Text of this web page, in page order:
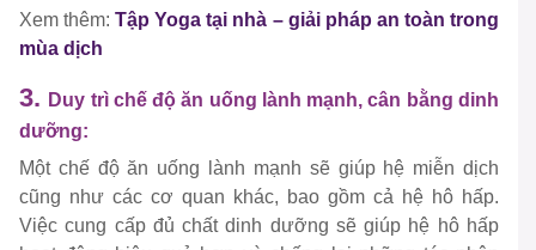
Xem thêm:Tập Yoga tại nhà – giải pháp an toàn trong
mùa dịch
3. Duy trì chế độ ăn uống lành mạnh, cân bằng dinh
dưỡng:
Một chế độ ăn uống lành mạnh sẽ giúp hệ miễn dịch
cũng như các cơ quan khác, bao gồm cả hệ hô hấp.
Việc cung cấp đủ chất dinh dưỡng sẽ giúp hệ hô hấp